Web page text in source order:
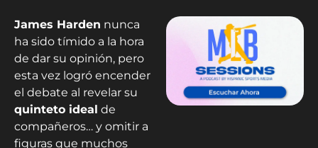
James Harden nunca
ha sido tímido a la hora
de dar su opinión, pero
esta vez logró encender
el debate al revelar su
quinteto ideal de
compañeros… y omitir a
figuras que muchos